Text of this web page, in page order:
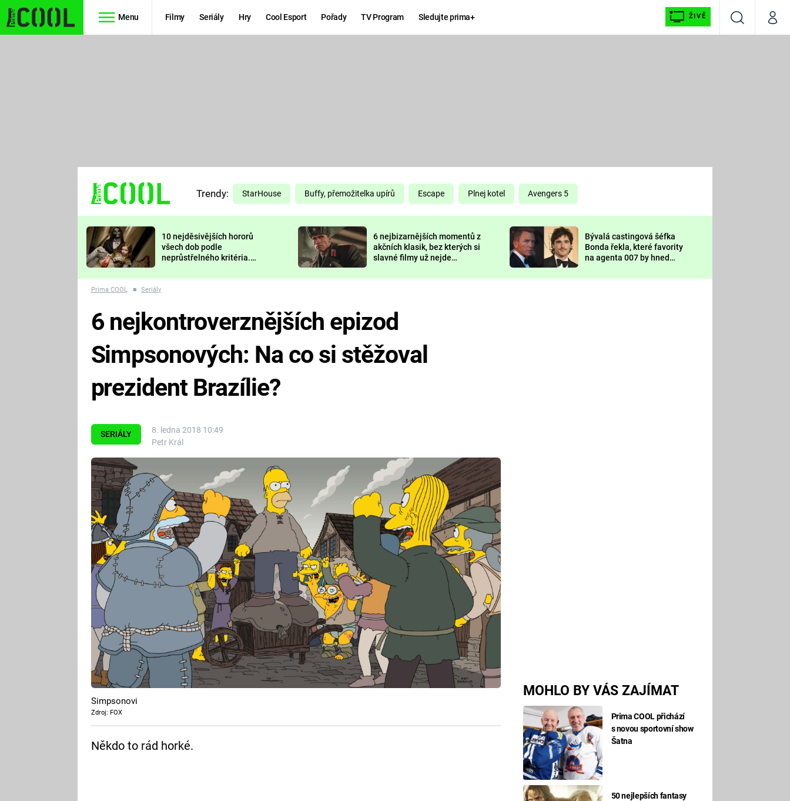
Menu Filmy Seriály Hry Cool Esport Pořady TV Program Sledujte prima+ ŽIVĚ
VyhledáváníMůj
TŘESKU
FUTURAMA
PREDÁTOR
DELIVERANCE
KOMEDIE
CHUCK
NORRIS
DEADPOOL
Prima LAJK
Sledujte nás
Trendy: StarHouse Buffy, přemožitelka upírů Escape Plnej kotel Avengers 5
10 nejděsivějších hororů
všech dob podle
neprůstřelného kritéria.
nejvíc zvednou tep?
6 nejbizarnějších momentů z
akčních klasik, bez kterých si
slavné filmy už nejde
Bývalá castingová šéfka
Bonda řekla, které favority
na agenta 007 by hned
Prima COOL ■ Seriály
SERIÁLY
8. ledna 2018 10:49
Petr Král
MOHLO BY VÁS ZAJÍMAT
Prima COOL přichází
s novou sportovní show
Šatna
50 nejlepších fantasy
6 nejkontroverznějších epizod
Simpsonových: Na co si stěžoval
prezident Brazílie?
Simpsonovi
Zdroj: FOX
Někdo to rád horké.